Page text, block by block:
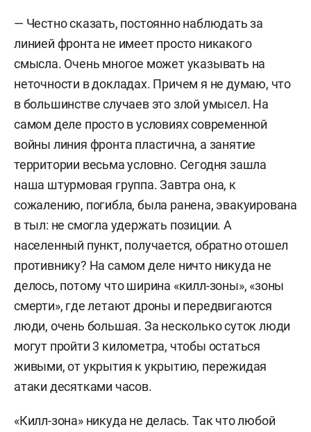
— Честно сказать, постоянно наблюдать за
линией фронта не имеет просто никакого
смысла. Очень многое может указывать на
неточности в докладах. Причем я не думаю, что
в большинстве случаев это злой умысел. На
самом деле просто в условиях современной
войны линия фронта пластична, а занятие
территории весьма условно. Сегодня зашла
наша штурмовая группа. Завтра она, к
сожалению, погибла, была ранена, эвакуирована
в тыл: не смогла удержать позиции. А
населенный пункт, получается, обратно отошел
противнику? На самом деле ничто никуда не
делось, потому что ширина «килл-зоны», «зоны
смерти», где летают дроны и передвигаются
люди, очень большая. За несколько суток люди
могут пройти 3 километра, чтобы остаться
живыми, от укрытия к укрытию, пережидая
атаки десятками часов.
«Килл-зона» никуда не делась. Так что любой